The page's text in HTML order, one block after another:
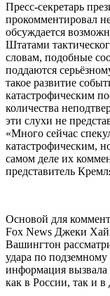
Пресс-секретарь
прокомментировал
обсуждается
Штатами
словам, подобные
поддаются
такое развитие
катастрофическим
количества
эти слухи не
«Много сейчас
катастрофическим,
самом деле их
представитель
Основой для
Fox News Джеки
Вашингтон
удара по
информация вызвала
как в России, так и в